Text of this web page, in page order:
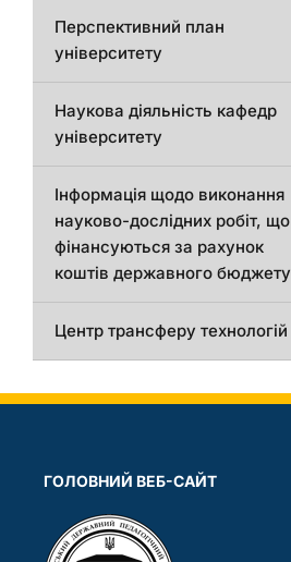
Перспективний план
університету
Наукова діяльність кафедр
університету
Інформація щодо виконання
науково-дослідних робіт, що
фінансуються за рахунок
коштів державного бюджету
Центр трансферу технологій
ГОЛОВНИЙ ВЕБ-САЙТ